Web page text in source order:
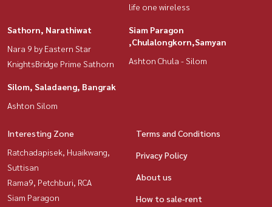
life one wireless
Sathorn, Narathiwat
Nara 9 by Eastern Star
KnightsBridge Prime Sathorn
Siam Paragon
,Chulalongkorn,Samyan
Ashton Chula - Silom
Silom, Saladaeng, Bangrak
Ashton Silom
Interesting Zone
Ratchadapisek, Huaikwang,
Suttisan
Rama9, Petchburi, RCA
Siam Paragon
Terms and Conditions
Privacy Policy
About us
How to sale-rent